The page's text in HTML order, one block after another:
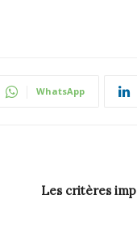
WhatsApp
Les critères